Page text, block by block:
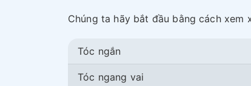
Chúng ta hãy bắt đầu bằng cách
Tóc ngắn
Tóc ngang vai